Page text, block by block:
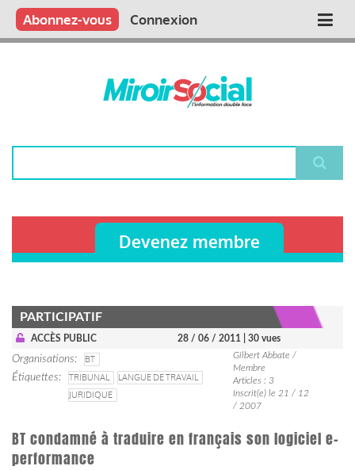
Aller
contenu
Main
Qui sommes nous ?
Vous publiez
Nous publions
Contactez-nous
Abonnez-vous Connexion
Devenez membre
PARTICIPATIF
ACCÈS PUBLIC 28 / 06 / 2011 | 30 vues
Organisations
BT
Étiquettes
TRIBUNAL
LANGUE DE TRAVAIL
JURIDIQUE
Gilbert Abbate /
Membre
Articles : 3
Inscrit(e) le 21 / 12
/ 2007
BT condamné à traduire en français son logiciel e-
performance